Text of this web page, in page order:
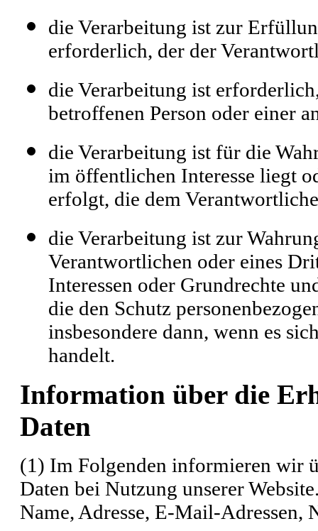
die Verarbeitung ist zur
erforderlich, der der
die Verarbeitung ist
betroffenen Person oder einer
die Verarbeitung ist für die
im öffentlichen Interesse liegt
erfolgt, die dem
die Verarbeitung ist zur
Verantwortlichen oder eines
Interessen oder Grundrechte
die den Schutz
insbesondere dann, wenn es
handelt.
Information über die
Daten
(1) Im Folgenden informieren wir
Daten bei Nutzung unserer
Name, Adresse, E-Mail-Adressen,